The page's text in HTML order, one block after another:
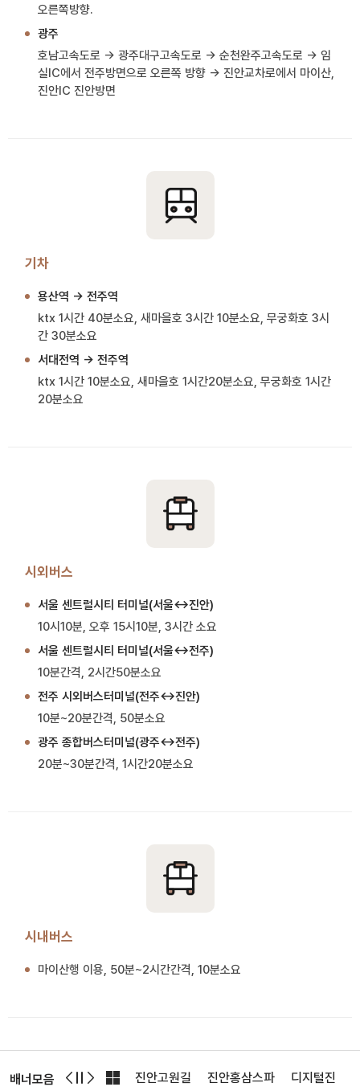
오른쪽방향.
광주
호남고속도로 → 광주대구고속도로 → 순천완주고속도로 → 임
실IC에서 전주방면으로 오른쪽 방향 → 진안교차로에서 마이산,
진안IC 진안방면
기차
용산역 → 전주역
ktx 1시간 40분소요, 새마을호 3시간 10분소요, 무궁화호 3시
간 30분소요
서대전역 → 전주역
ktx 1시간 10분소요, 새마을호 1시간20분소요, 무궁화호 1시간
20분소요
시외버스
서울 센트럴시티 터미널(서울↔진안)
10시10분, 오후 15시10분, 3시간 소요
서울 센트럴시티 터미널(서울↔전주)
10분간격, 2시간50분소요
전주 시외버스터미널(전주↔진안)
10분~20분간격, 50분소요
광주 종합버스터미널(광주↔전주)
20분~30분간격, 1시간20분소요
시내버스
마이산행 이용, 50분~2시간간격, 10분소요
배너모음
스 마이산도립공원 진안고원길 진안홍삼스파 디지털진안